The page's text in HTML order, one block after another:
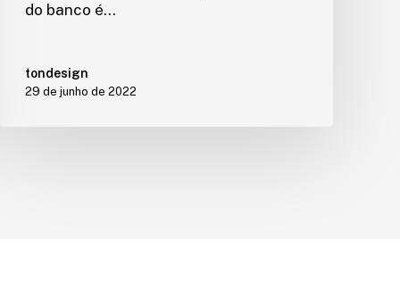
do banco é…
tondesign
29 de junho de 2022